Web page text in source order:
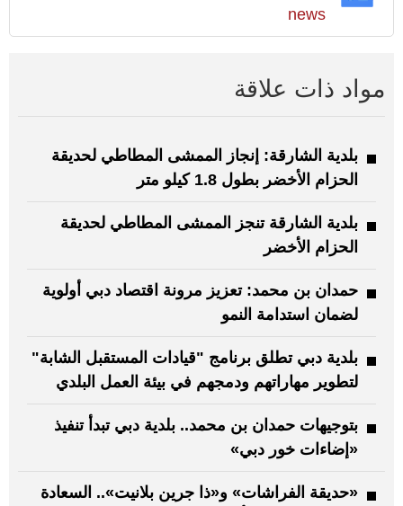
news
مواد ذات علاقة
بلدية الشارقة: إنجاز الممشى المطاطي لحديقة
الحزام الأخضر بطول 1.8 كيلو متر
بلدية الشارقة تنجز الممشى المطاطي لحديقة
الحزام الأخضر
حمدان بن محمد: تعزيز مرونة اقتصاد دبي أولوية
لضمان استدامة النمو
بلدية دبي تطلق برنامج "قيادات المستقبل الشابة"
لتطوير مهاراتهم ودمجهم في بيئة العمل البلدي
بتوجيهات حمدان بن محمد.. بلدية دبي تبدأ تنفيذ
«إضاءات خور دبي»
«حديقة الفراشات» و«ذا جرين بلانيت».. السعادة